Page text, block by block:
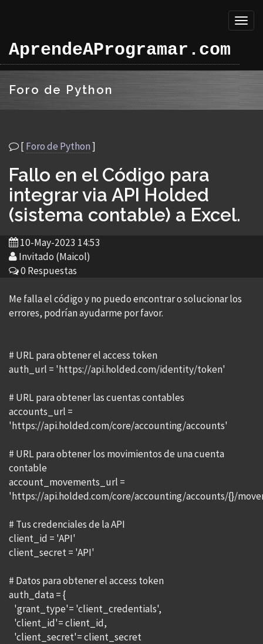
AprendeAProgramar.com
Foro de Python
[Foro de Python]
Fallo en el Código para
integrar via API Holded
(sistema contable) a Excel.
10-May-2023 14:53
Invitado (Maicol)
0 Respuestas
Me falla el código y no puedo encontrar o solucionar los
errores, podrían ayudarme por favor.
# URL para obtener el access token
auth_url = 'https://api.holded.com/identity/token'
# URL para obtener las cuentas contables
accounts_url =
'https://api.holded.com/core/accounting/accounts'
# URL para obtener los movimientos de una cuenta
contable
account_movements_url =
'https://api.holded.com/core/accounting/accounts/{}/
# Tus credenciales de la API
client_id = 'API'
client_secret = 'API'
# Datos para obtener el access token
auth_data = {
'grant_type'= 'client_credentials',
'client_id'= client_id,
'client_secret'= client_secret